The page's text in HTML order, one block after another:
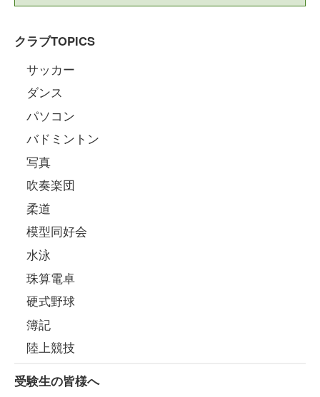
クラブTOPICS
サッカー
ダンス
パソコン
バドミントン
写真
吹奏楽団
柔道
模型同好会
水泳
珠算電卓
硬式野球
簿記
陸上競技
受験生の皆様へ